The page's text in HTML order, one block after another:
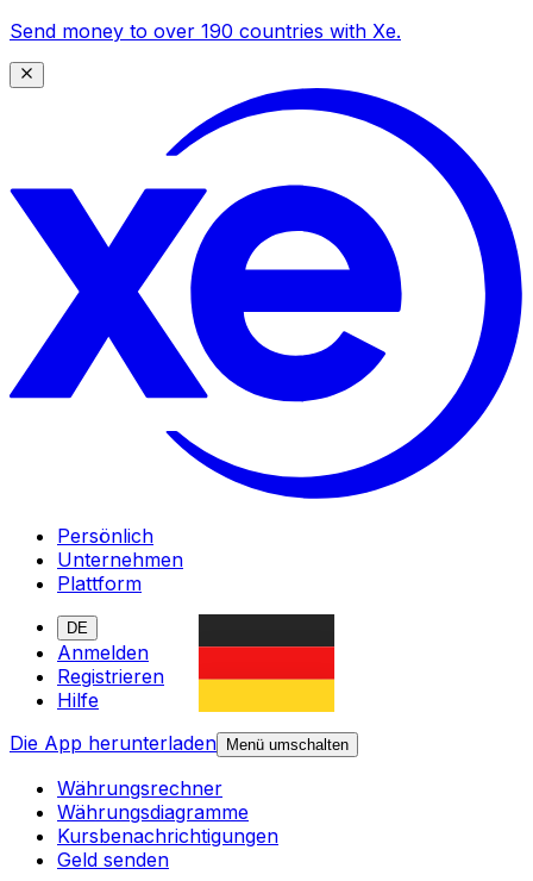
Send money to over 190 countries with Xe.
Persönlich
Unternehmen
Plattform
DE
Anmelden
Registrieren
Hilfe
Die App herunterladen
Menü umschalten
Währungsrechner
Währungsdiagramme
Kursbenachrichtigungen
Geld senden